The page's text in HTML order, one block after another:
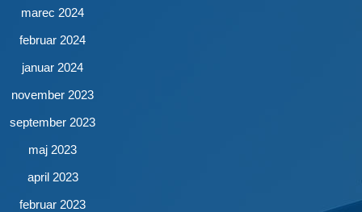
marec 2024
februar 2024
januar 2024
november 2023
september 2023
maj 2023
april 2023
februar 2023